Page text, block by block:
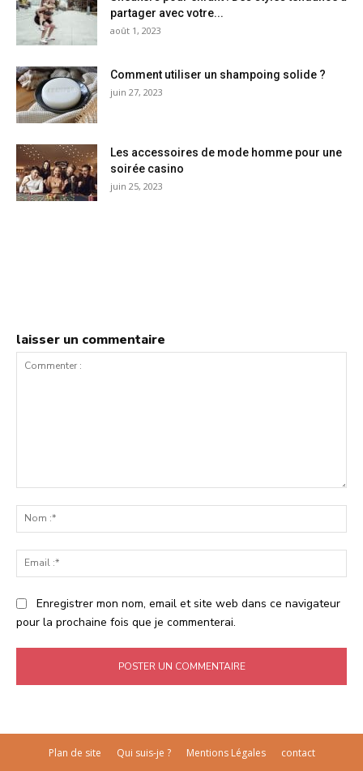
partager avec votre...
août 1, 2023
Comment utiliser un shampoing solide ?
juin 27, 2023
Les accessoires de mode homme pour une
soirée casino
juin 25, 2023
laisser un commentaire
:*
:*
Enregistrer mon nom, email et site web dans ce navigateur
pour la prochaine fois que je commenterai.
Plan de site Qui suis-je ? Mentions Légales contact